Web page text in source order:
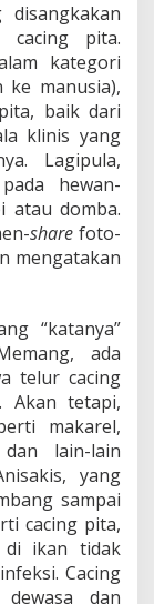
cacing pita.
kategori
ke manusia),
baik dari
klinis yang
Lagipula,
hewan-
atau domba.
share foto-
mengatakan
“katanya”
ada
telur cacing
Akan tetapi,
makarel,
lain-lain
yang
sampai
cacing pita,
di ikan tidak
Cacing
dan